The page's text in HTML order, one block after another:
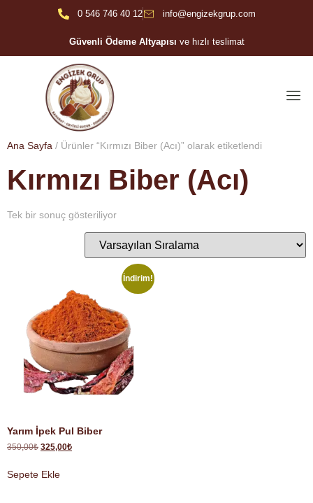
0 546 746 40 12 info@engizekgrup.com
Güvenli Ödeme Altyapısı ve hızlı teslimat
Ana Sayfa / Ürünler “Kırmızı Biber (Acı)” olarak etiketlendi
Kırmızı Biber (Acı)
Tek bir sonuç gösteriliyor
İndirim!
Yarım İpek Pul Biber
350,00₺ 325,00₺
Sepete Ekle